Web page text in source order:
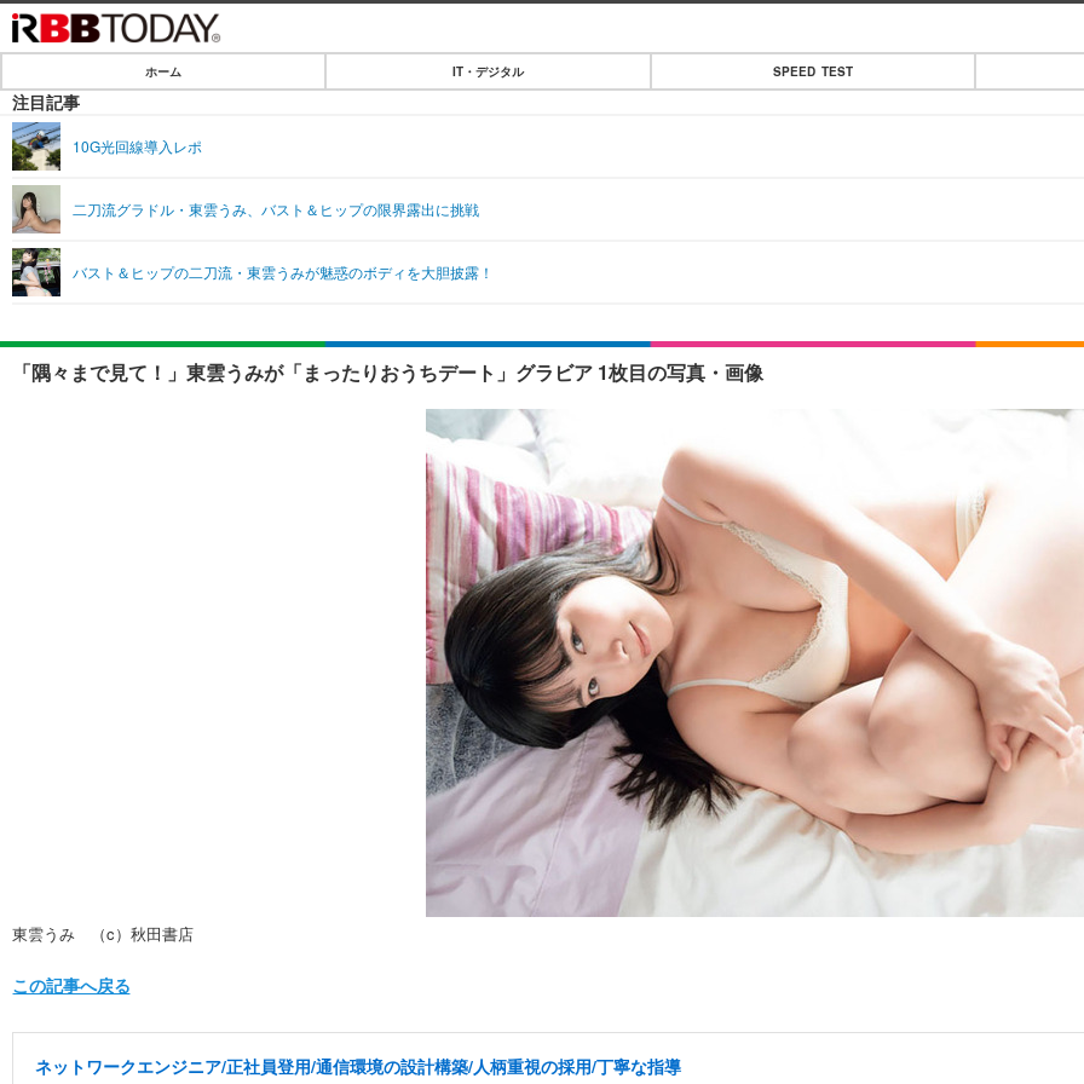
IT・デジタル
ショッピング
SPEED TEST
エンタメ
エンタメTOP
音楽
グラビア
ショッピング
ライフ
ライフTOP
ペット
その他
リリース一覧
ホーム IT・デジタル SPEED TEST
注目記事
10G光回線導入レポ
二刀流グラドル・東雲うみ、バスト＆ヒップの限界露出に挑戦
バスト＆ヒップの二刀流・東雲うみが魅惑のボディを大胆披露！
「隅々まで見て！」東雲うみが「まったりおうちデート」グラビア 1枚目の写真・画像
東雲うみ （c）秋田書店
この記事へ戻る
ネットワークエンジニア/正社員登用/通信環境の設計構築/人柄重視の採用/丁寧な指導